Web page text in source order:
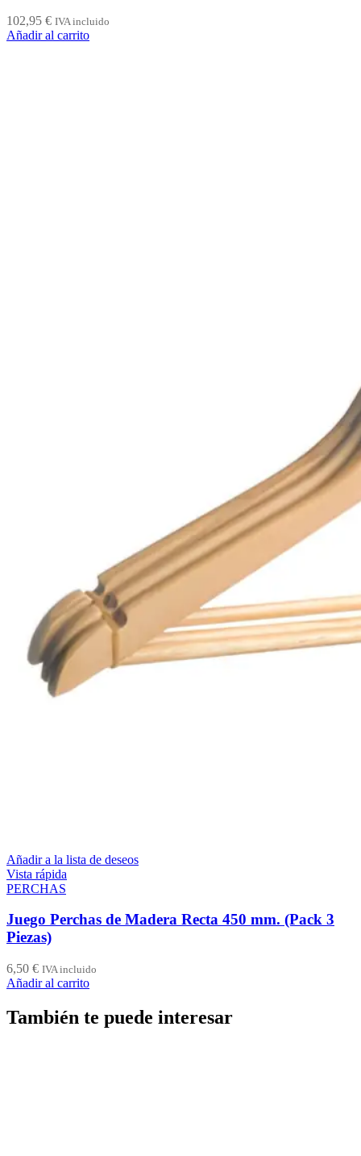
102,95 € IVA incluido
Añadir al carrito
Añadir a la lista de deseos
Vista rápida
PERCHAS
Juego Perchas de Madera Recta 450 mm. (Pack 3
Piezas)
6,50 € IVA incluido
Añadir al carrito
También te puede interesar